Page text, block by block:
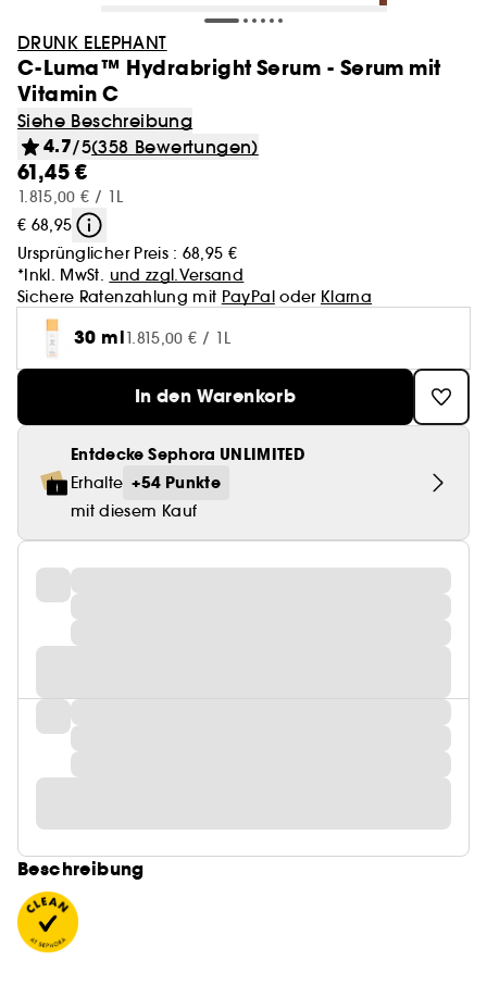
DRUNK ELEPHANT
C-Luma™ Hydrabright Serum - Serum mit
Vitamin C
Siehe Beschreibung
4.7/5(358 Bewertungen)
61,45 €
1.815,00 € / 1L
€ 68,95
Ursprünglicher Preis : 68,95 €
*Inkl. MwSt. und zzgl.Versand
Sichere Ratenzahlung mit PayPaloder Klarna
30 ml1.815,00 € / 1L
In den Warenkorb
Entdecke Sephora UNLIMITED
Erhalte +54 Punkte
mit diesem Kauf
Beschreibung